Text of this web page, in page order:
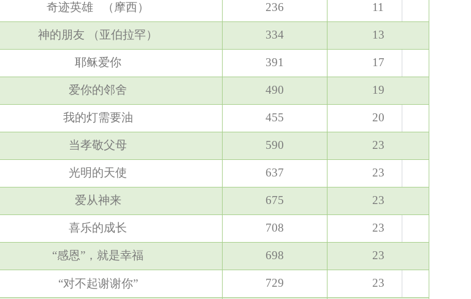
奇迹英雄 （摩西） 236 11
神的朋友 （亚伯拉罕） 334 13
耶稣爱你 391 17
爱你的邻舍 490 19
我的灯需要油 455 20
当孝敬父母 590 23
光明的天使 637 23
爱从神来 675 23
喜乐的成长 708 23
“感恩”，就是幸福 698 23
“对不起谢谢你” 729 23